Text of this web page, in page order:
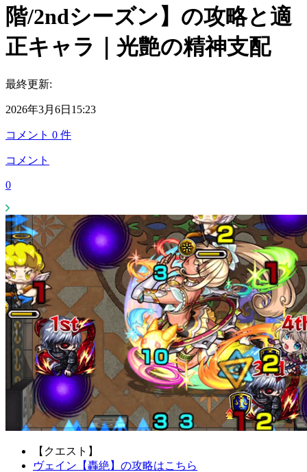
階/2ndシーズン】の攻略と適
正キャラ｜光艶の精神支配
最終更新:
2026年3月6日15:23
コメント 0 件
コメント
0
【クエスト】
ヴェイン【轟絶】の攻略はこちら